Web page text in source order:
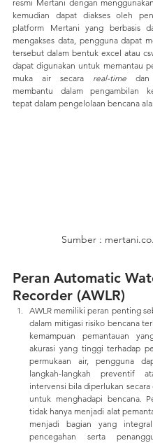
resmi Mertani dengan
kemudian dapat diakses oleh
platform Mertani yang berbasis
mengakses data, pengguna dapat
tersebut dalam bentuk excel atau
dapat digunakan untuk memantau
muka air secara real-time
membantu dalam pengambilan
tepat dalam pengelolaan bencana
Sumber :
Peran Automatic
Recorder (AWLR)
AWLR memiliki peran penting
dalam mitigasi risiko bencana
kemampuan pemantauan
akurasi yang tinggi terhadap
permukaan air, pengguna
langkah-langkah preventif
intervensi bila diperlukan
untuk menghadapi bencana.
tidak hanya menjadi alat
menjadi bagian yang
pencegahan serta